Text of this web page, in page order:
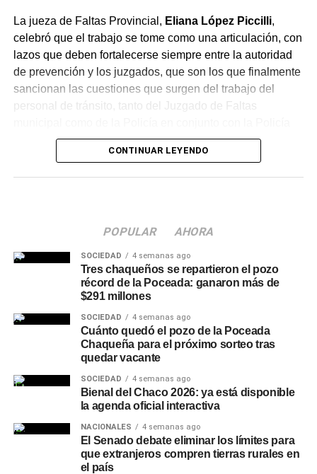
La jueza de Faltas Provincial, Eliana López Piccilli,
celebró que el trabajo se tome como una articulación, con
lazos que deben fortalecerse siempre entre la autoridad
de prevención y los juzgados, que son los que finalmente
sancionan las cuestiones que surgen del trabajo del
personal de tránsito, tanto del Juzgado de Faltas
Caminera.
Un convenio de intervención
La funcionaria adelantó que se conversó sobre un
convenio de intervención articulada
el Juzgado de Faltas judicial y provincial tomaría
intervención en los procedimientos de tránsito. Según
explicó, el objetivo es trabajar de manera articulada y
fortalecer esos vínculos no solo para capacitar al
personal a cargo de la tarea preventiva, sino también en
la instancia posterior, de modo que se trate de un
personas involucradas.
Un encuentro con distintas
CONTINUAR LEYENDO
POPULAR AHORA
SOCIEDAD 4 semanas ago
Tres chaqueños se repartieron el pozo
récord de la Poceada: ganaron más de
$291 millones
SOCIEDAD 4 semanas ago
Cuánto quedó el pozo de la Poceada
Chaqueña para el próximo sorteo tras
quedar vacante
SOCIEDAD 4 semanas ago
Bienal del Chaco 2026: ya está disponible
la agenda oficial interactiva
NACIONALES 4 semanas ago
El Senado debate eliminar los límites para
que extranjeros compren tierras rurales en
el país